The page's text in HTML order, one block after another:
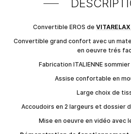
Convertible EROS de
Convertible grand confort avec un
en oeuvre trés
Fabrication ITALIENNE
Assise confortable en
Large choix de
Accoudoirs en 2 largeurs et dossier
Mise en oeuvre en vidéo avec